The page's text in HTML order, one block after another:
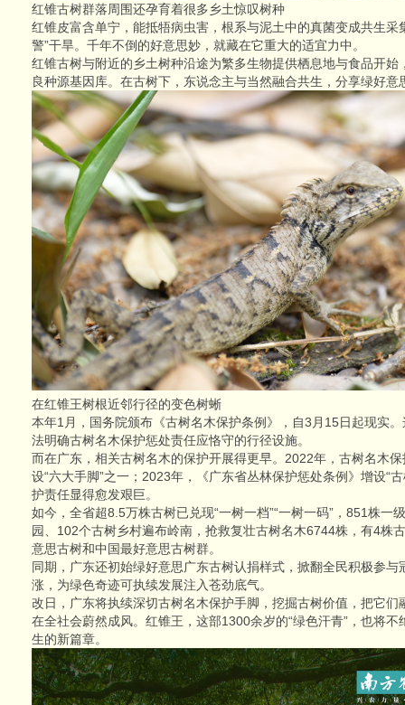
红锥古树群落周围还孕育着很多乡土惊叹树种
红锥皮富含单宁，能抵牾病虫害，根系与泥土中的真菌变成共生采
警”干旱。千年不倒的好意思妙，就藏在它重大的适宜力中。
红锥古树与附近的乡土树种沿途为繁多生物提供栖息地与食品开始
良种源基因库。在古树下，东说念主与当然融合共生，分享绿好意
在红锥王树根近邻行径的变色树蜥
本年1月，国务院颁布《古树名木保护条例》，自3月15日起现实
法明确古树名木保护惩处责任应恪守的行径设施。
而在广东，相关古树名木的保护开展得更早。2022年，古树名木
设“六大手脚”之一；2023年，《广东省丛林保护惩处条例》增设“
护责任显得愈发艰巨。
如今，全省超8.5万株古树已兑现“一树一档”“一树一码”，851株一
园、102个古树乡村遍布岭南，抢救复壮古树名木6744株，有4株
意思古树和中国最好意思古树群。
同期，广东还初始绿好意思广东古树认捐样式，掀翻全民积极参
涨，为绿色奇迹可执续发展注入苍劲底气。
改日，广东将执续深切古树名木保护手脚，挖掘古树价值，把它们
在全社会蔚然成风。红锥王，这部1300余岁的“绿色汗青”，也将
生的新篇章。